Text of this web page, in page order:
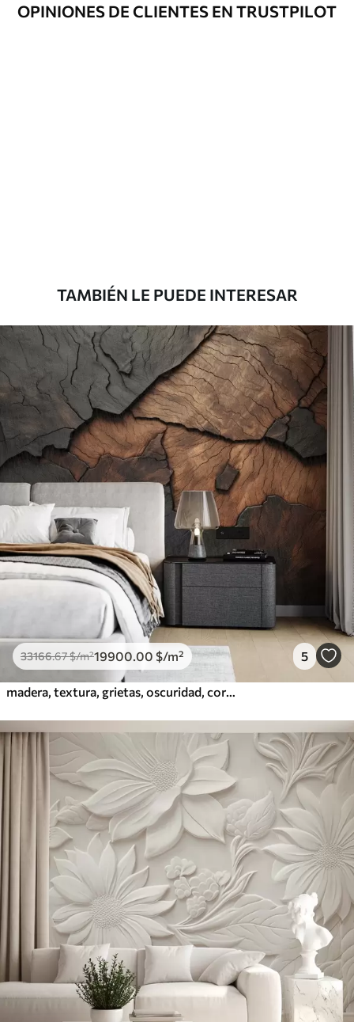
Método de
Hasta 360 cm de altura: aplicación sin
Vinilo Premium
43816.6726290.00$/m²
OPINIONES DE CLIENTES EN TRUSTPILOT
TAMBIÉN LE PUEDE INTERESAR
33166.67$/m²19900 .00 $/m² 5